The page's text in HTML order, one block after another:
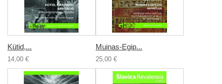
Kütid,...
14,00 €
Muinas-Egip...
25,00 €